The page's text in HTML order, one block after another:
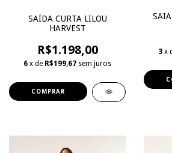
SAÍDA CURTA LILOU
HARVEST
R$1.198,00
6 x de R$199,67 sem juros
COMPRAR
3 x